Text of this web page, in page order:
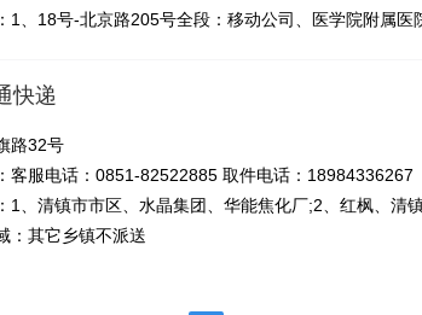
1、18号-北京路205号全段：移动公司、医学院附属医
快递
路32号
客服电话：0851-82522885 取件电话：18984336267
1、清镇市市区、水晶集团、华能焦化厂;2、红枫、清
：其它乡镇不派送